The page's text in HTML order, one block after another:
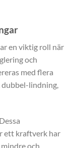
en viktig roll när
och
med flera
lindning,
ett kraftverk har
och